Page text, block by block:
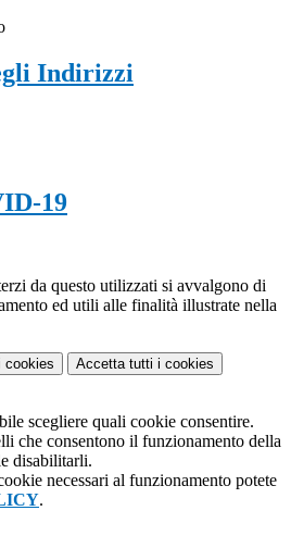
Indirizzi
19
da questo utilizzati si avvalgono di
ed utili alle finalità illustrate nella
cookies Accetta tutti i cookies
scegliere quali cookie consentire.
che consentono il funzionamento della
disabilitarli.
necessari al funzionamento potete
.